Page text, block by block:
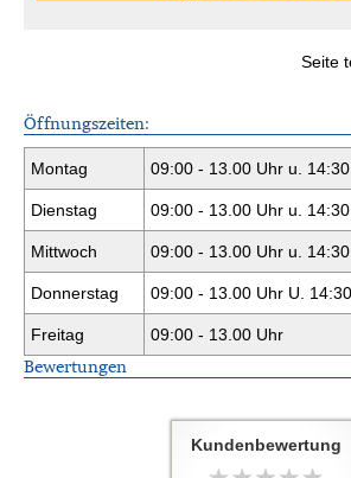
Seite
Öffnungszeiten:
Montag 09:00 - 13.00 Uhr u.
Dienstag 09:00 - 13.00 Uhr u.
Mittwoch 09:00 - 13.00 Uhr u.
Donnerstag 09:00 - 13.00 Uhr U.
Freitag 09:00 - 13.00 Uhr
Bewertungen
Kundenbewertung